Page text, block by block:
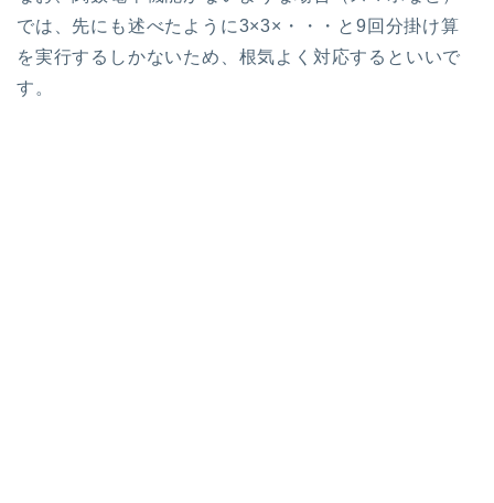
では、先にも述べたように3×3×・・・と9回分掛け算
を実行するしかないため、根気よく対応するといいで
す。